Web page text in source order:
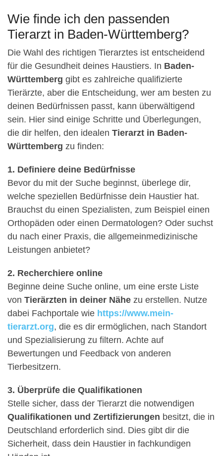
Wie finde ich den passenden
Tierarzt in Baden-Württemberg?
Die Wahl des richtigen Tierarztes ist entscheidend
für die Gesundheit deines Haustiers. In Baden-
Württemberg gibt es zahlreiche qualifizierte
Tierärzte, aber die Entscheidung, wer am besten zu
deinen Bedürfnissen passt, kann überwältigend
sein. Hier sind einige Schritte und Überlegungen,
die dir helfen, den idealen Tierarzt in Baden-
Württemberg zu finden:
1. Definiere deine Bedürfnisse
Bevor du mit der Suche beginnst, überlege dir,
welche speziellen Bedürfnisse dein Haustier hat.
Brauchst du einen Spezialisten, zum Beispiel einen
Orthopäden oder einen Dermatologen? Oder suchst
du nach einer Praxis, die allgemeinmedizinische
Leistungen anbietet?
2. Recherchiere online
Beginne deine Suche online, um eine erste Liste
von Tierärzten in deiner Nähe zu erstellen. Nutze
dabei Fachportale wie https://www.mein-
tierarzt.org, die es dir ermöglichen, nach Standort
und Spezialisierung zu filtern. Achte auf
Bewertungen und Feedback von anderen
Tierbesitzern.
3. Überprüfe die Qualifikationen
Stelle sicher, dass der Tierarzt die notwendigen
Qualifikationen und Zertifizierungen besitzt, die in
Deutschland erforderlich sind. Dies gibt dir die
Sicherheit, dass dein Haustier in fachkundigen